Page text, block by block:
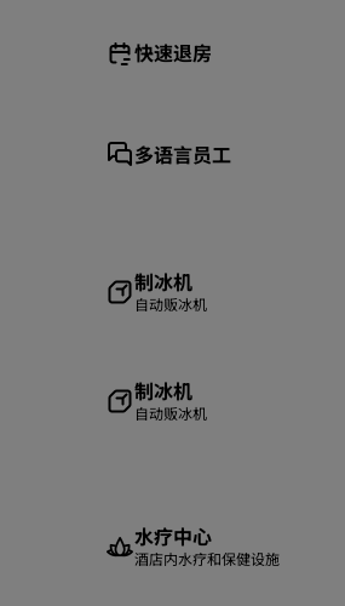
快速退房
多语言员工
制冰机
自动贩冰机
制冰机
自动贩冰机
水疗中心
酒店内水疗和保健设施